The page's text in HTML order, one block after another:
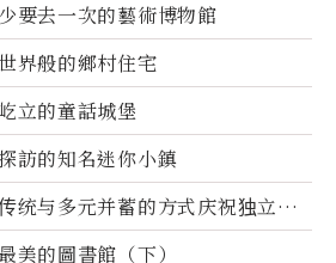
要去一次的藝術博物館
界般的鄉村住宅
立的童話城堡
訪的知名迷你小鎮
统与多元并蓄的方式庆祝独立日2
美的圖書館（下）